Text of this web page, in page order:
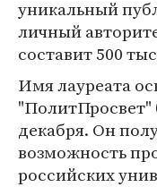
уникальный
личный
составит 500
Имя лауреата
"ПолитПросвет"
декабря. Он
возможность
российских